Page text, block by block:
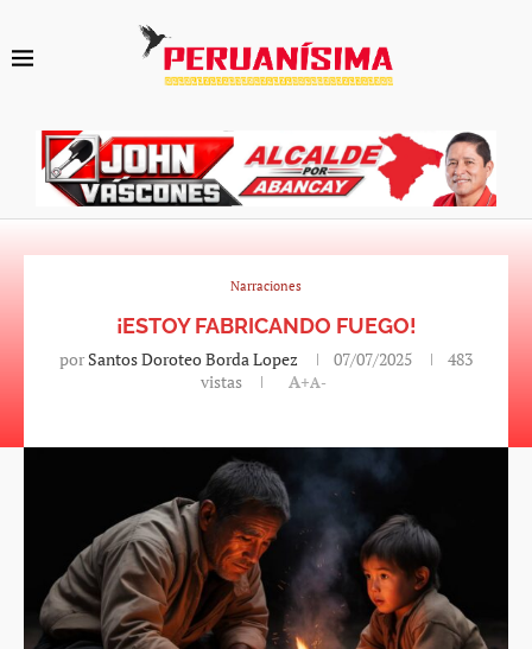
Narraciones
¡ESTOY FABRICANDO FUEGO!
por Santos Doroteo Borda Lopez 07/07/2025
483
vistas
A+A-